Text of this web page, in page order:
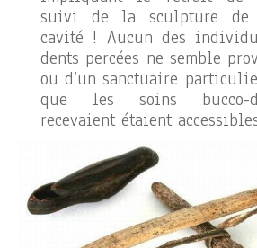
suivi de la sculpture
cavité ! Aucun des
dents percées ne semble
ou d’un sanctuaire
que les soins bucco-
recevaient étaient